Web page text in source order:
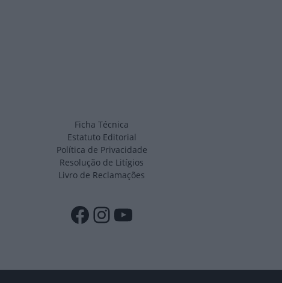
Ficha Técnica
Estatuto Editorial
Política de Privacidade
Resolução de Litígios
Livro de Reclamações
Facebook
Instagram
YouTube